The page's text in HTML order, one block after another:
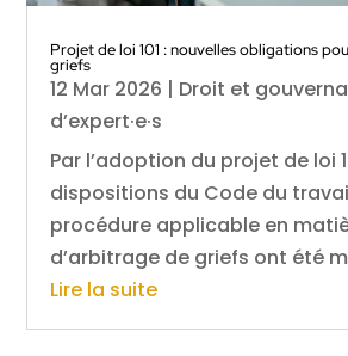
Projet de loi 101 : nouvelles obligations
griefs
12 Mar 2026 | Droit et
d’expert·e·s
Par l’adoption du projet de loi
dispositions du Code du
procédure applicable en
d’arbitrage de griefs ont été
Lire la suite